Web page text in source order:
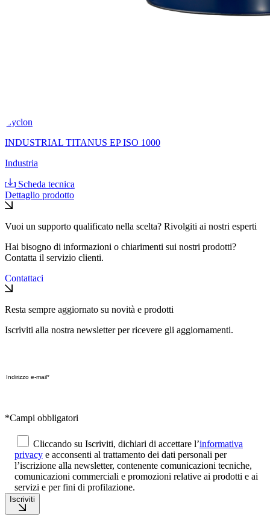
Cyclon
INDUSTRIAL TITANUS EP ISO 1000
Industria
Scheda tecnica
Dettaglio prodotto
Vuoi un supporto qualificato nella scelta? Rivolgiti ai nostri esperti
Hai bisogno di informazioni o chiarimenti sui nostri prodotti?
Contatta il servizio clienti.
Contattaci
Resta sempre aggiornato su novità e prodotti
Iscriviti alla nostra newsletter per ricevere gli aggiornamenti.
*Campi obbligatori
Cliccando su Iscriviti, dichiari di accettare l’informativa
privacy e acconsenti al trattamento dei dati personali per
l’iscrizione alla newsletter, contenente comunicazioni tecniche,
comunicazioni commerciali e promozioni relative ai prodotti e ai
servizi e per fini di profilazione.
Iscriviti